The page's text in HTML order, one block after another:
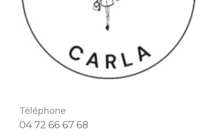
Téléphone
04 72 66 67 68